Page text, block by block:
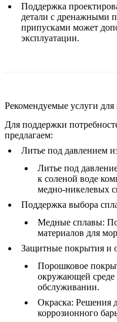
Поддержка
детали с дренажными
припусками может
эксплуатации.
Рекомендуемые услуги
Для поддержки
предлагаем:
Литье под давлением
Литье под
к соленой воде
медно-никелевых
Поддержка выбора
Медные сплавы:
материалов для
Защитные покрытия и
Порошковое
окружающей среде
обслуживании.
Окраска: Решения
коррозионного